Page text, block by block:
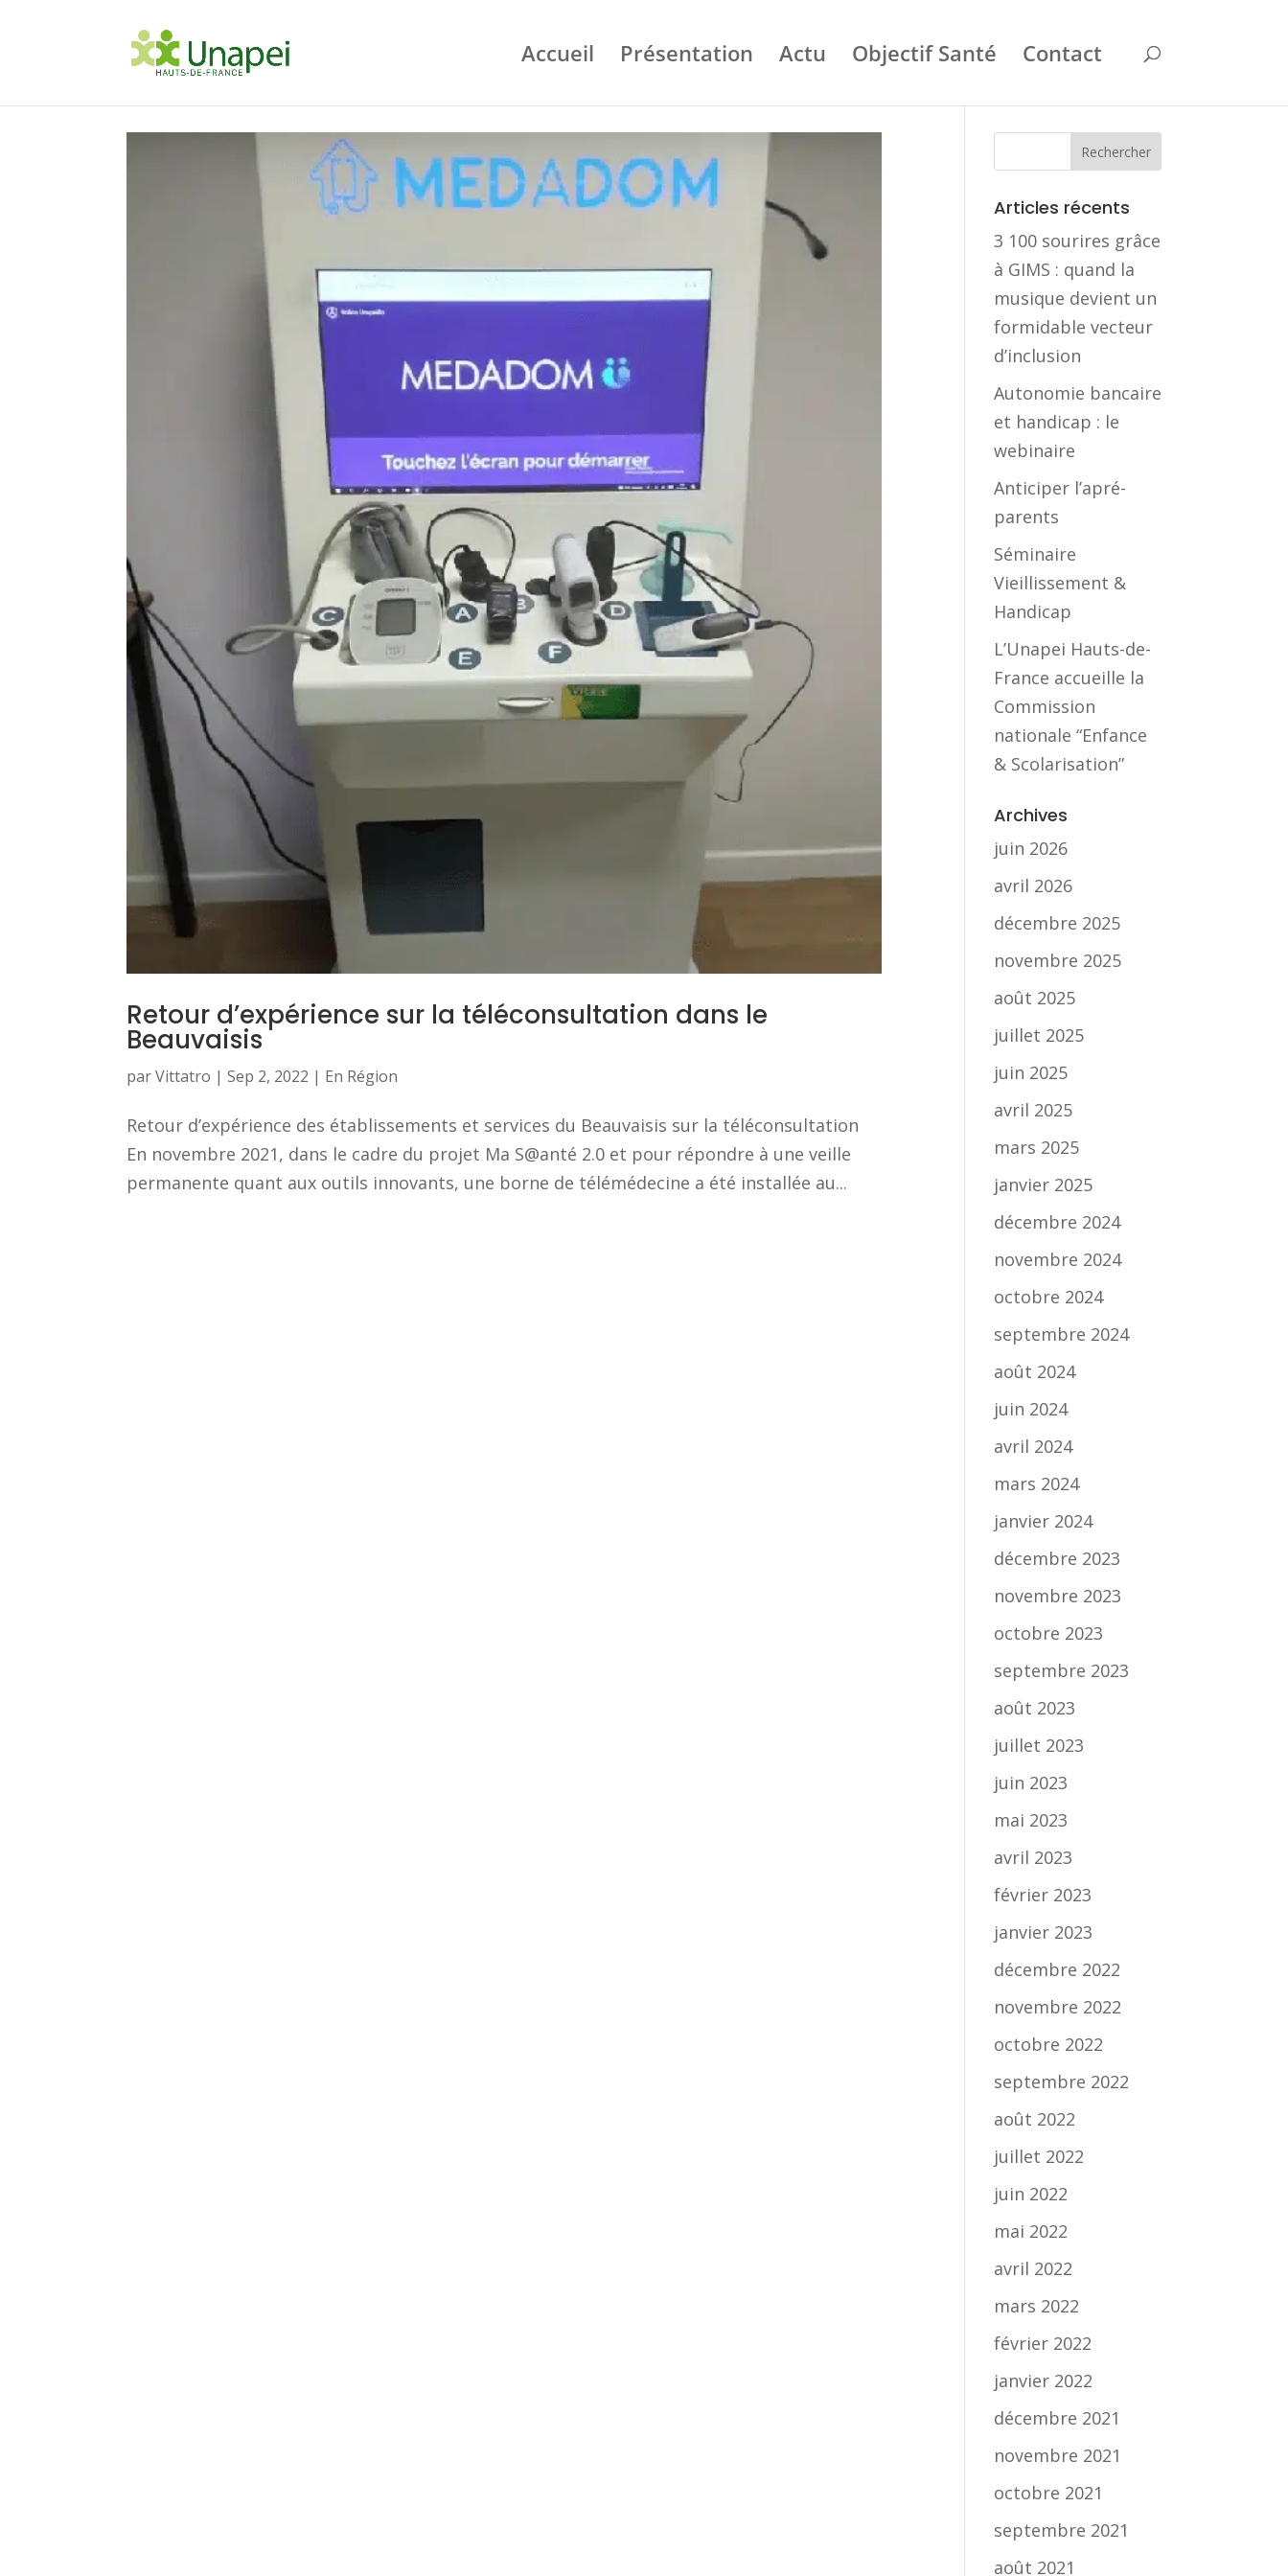
Accueil Présentation Actu Objectif Santé Contact
Retour d’expérience sur la téléconsultation dans le
Beauvaisis
parVittatro | Sep 2, 2022 | En Région
Retour d’expérience des établissements et services du Beauvaisis sur la téléconsultation
En novembre 2021, dans le cadre du projet Ma S@anté 2.0 et pour répondre à une veille
permanente quant aux outils innovants, une borne de télémédecine a été installée au...
Articles récents
3 100 sourires grâce
à GIMS : quand la
musique devient un
formidable vecteur
d’inclusion
Autonomie bancaire
et handicap : le
webinaire
Anticiper l’apré-
parents
Séminaire
Vieillissement &
Handicap
L’Unapei Hauts-de-
France accueille la
Commission
nationale “Enfance
& Scolarisation”
Archives
juin 2026
avril 2026
décembre 2025
novembre 2025
août 2025
juillet 2025
juin 2025
avril 2025
mars 2025
janvier 2025
décembre 2024
novembre 2024
octobre 2024
septembre 2024
août 2024
juin 2024
avril 2024
mars 2024
janvier 2024
décembre 2023
novembre 2023
octobre 2023
septembre 2023
août 2023
juillet 2023
juin 2023
mai 2023
avril 2023
février 2023
janvier 2023
décembre 2022
novembre 2022
octobre 2022
septembre 2022
août 2022
juillet 2022
juin 2022
mai 2022
avril 2022
mars 2022
février 2022
janvier 2022
décembre 2021
novembre 2021
octobre 2021
septembre 2021
août 2021